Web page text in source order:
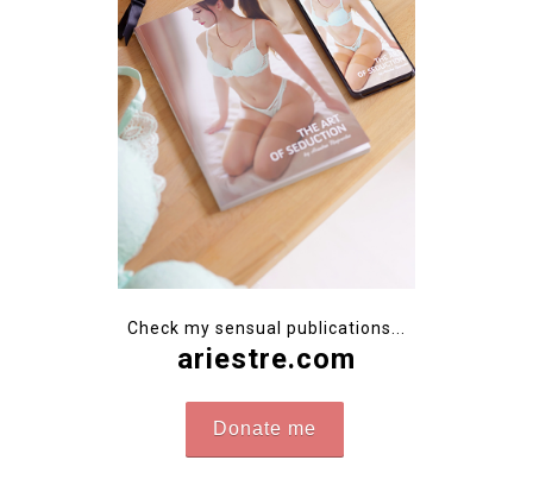
Check my sensual publications...
ariestre.com
Donate me